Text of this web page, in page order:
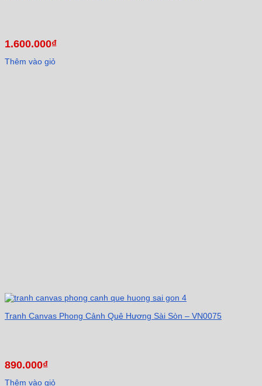
1.600.000₫
Thêm vào giỏ
Tranh Canvas Phong Cảnh Quê Hương Sài Sòn – VN0075
890.000₫
Thêm vào giỏ